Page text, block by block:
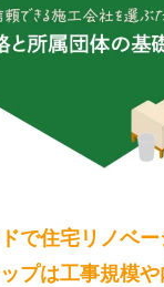
で住宅リノベ
プは工事規模